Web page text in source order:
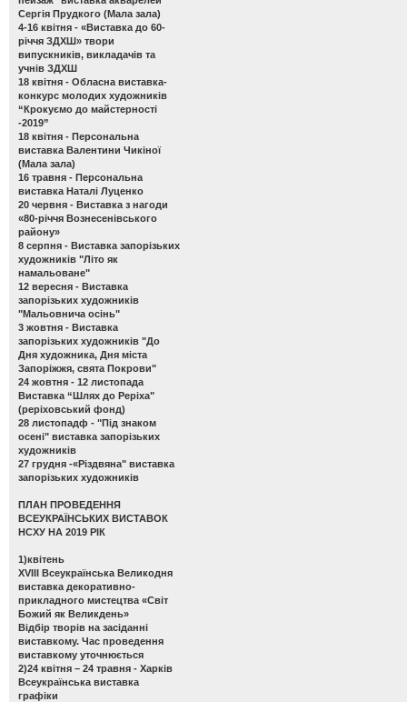
Сергія Прудкого (Мала зала)
4-16 квітня - «Виставка до 60-
річчя ЗДХШ» твори
випускників, викладачів та
учнів ЗДХШ
18 квітня - Обласна виставка-
конкурс молодих художників
“Крокуємо до майстерності
-2019”
18 квітня - Персональна
виставка Валентини Чикіної
(Мала зала)
16 травня - Персональна
виставка Наталі Луценко
20 червня - Виставка з нагоди
«80-річчя Вознесенівського
району»
8 серпня - Виставка запорізьких
художників "Літо як
намальоване"
12 вересня - Виставка
запорізьких художників
"Мальовнича осінь"
3 жовтня - Виставка
запорізьких художників "До
Дня художника, Дня міста
Запоріжжя, свята Покрови"
24 жовтня - 12 листопада
Виставка “Шлях до Реріха"
(реріховський фонд)
28 листопадф - "Під знаком
осені" виставка запорізьких
художників
27 грудня -«Різдвяна" виставка
запорізьких художників
ПЛАН ПРОВЕДЕННЯ
ВСЕУКРАЇНСЬКИХ ВИСТАВОК
НСХУ НА 2019 РІК
1)квітень
ХVІІІ Всеукраїнська Великодня
виставка декоративно-
прикладного мистецтва «Світ
Божий як Великдень»
Відбір творів на засіданні
виставкому. Час проведення
виставкому уточнюється
2)24 квітня – 24 травня - Харків
Всеукраїнська виставка
графіки